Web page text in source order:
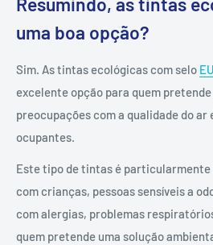
uma boa opção?
Sim. As tintas ecológicas com selo
excelente opção para quem
preocupações com a qualidade do ar
ocupantes.
Este tipo de tintas é
com crianças, pessoas sensíveis a
com alergias, problemas
quem pretende uma solução